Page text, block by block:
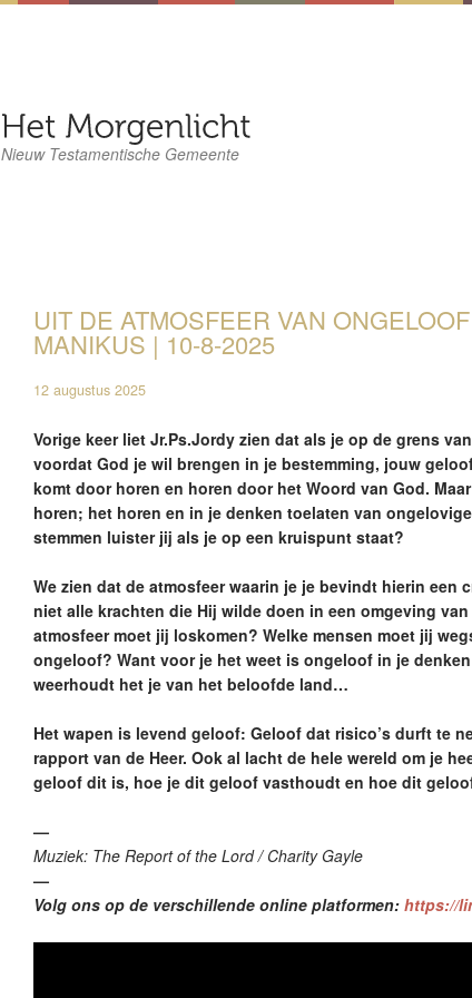
Nieuw Testamentische Gemeente
UIT DE ATMOSFEER VAN
MANIKUS | 10-8-2025
12 augustus 2025
Vorige keer liet Jr.Ps.Jordy zien dat als je op de grens
voordat God je wil brengen in je bestemming, jouw
komt door horen en horen door het Woord van God.
horen; het horen en in je denken toelaten van
stemmen luister jij als je op een kruispunt staat?
We zien dat de atmosfeer waarin je je bevindt hierin een
niet alle krachten die Hij wilde doen in een omgeving
atmosfeer moet jij loskomen? Welke mensen moet jij
ongeloof? Want voor je het weet is ongeloof in je
weerhoudt het je van het beloofde land…
Het wapen is levend geloof: Geloof dat risico’s durft te
rapport van de Heer. Ook al lacht de hele wereld om je
geloof dit is, hoe je dit geloof vasthoudt en hoe dit
—
Muziek: The Report of the Lord / Charity Gayle
—
Volg ons op de verschillende online platformen: https://